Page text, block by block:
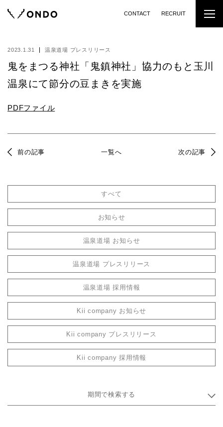
CONTACT RECRUIT
2023.1.31 温泉道場 プレスリリース
鬼をまつる神社「鬼鎮神社」協力のもと玉川
温泉にて節分の豆まきを実施
PDFファイル
前の記事 一覧へ 次の記事
すべて
お知らせ
温泉道場 お知らせ
温泉道場 プレスリリース
温泉道場 採用情報
Kii company お知らせ
Kii company プレスリリース
Kii company 採用情報
期間で検索する